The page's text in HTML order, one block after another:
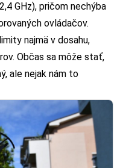
GHz), pričom nechýba
ovládačov.
najmä v dosahu,
Občas sa môže stať,
ale nejak nám to